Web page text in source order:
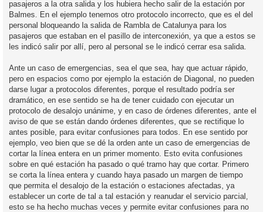
pasajeros a la otra salida y los hubiera hecho salir de la estación por
Balmes. En el ejemplo tenemos otro protocolo incorrecto, que es el del
personal bloqueando la salida de Rambla de Catalunya para los
pasajeros que estaban en el pasillo de interconexión, ya que a estos se
les indicó salir por allí, pero al personal se le indicó cerrar esa salida.
Ante un caso de emergencias, sea el que sea, hay que actuar rápido,
pero en espacios como por ejemplo la estación de Diagonal, no pueden
darse lugar a protocolos diferentes, porque el resultado podría ser
dramático, en ese sentido se ha de tener cuidado con ejecutar un
protocolo de desalojo unánime, y en caso de órdenes diferentes, ante el
aviso de que se están dando órdenes diferentes, que se rectifique lo
antes posible, para evitar confusiones para todos. En ese sentido por
ejemplo, veo bien que se dé la orden ante un caso de emergencias de
cortar la línea entera en un primer momento. Esto evita confusiones
sobre en qué estación ha pasado o qué tramo hay que cortar. Primero
se corta la línea entera y cuando haya pasado un margen de tiempo
que permita el desalojo de la estación o estaciones afectadas, ya
establecer un corte de tal a tal estación y reanudar el servicio parcial,
esto se ha hecho muchas veces y permite evitar confusiones para no